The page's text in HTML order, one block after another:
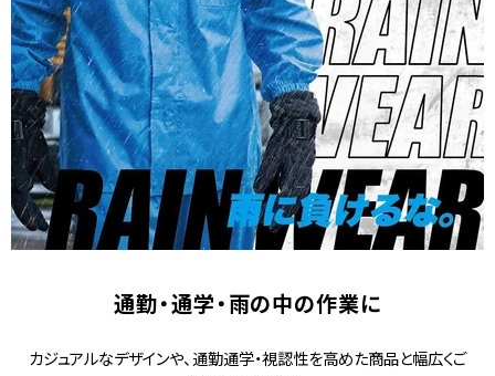
通勤・通学・雨の​中の​作業に​
カジュアルなデザインや、通勤通学・視認性を高めた商品と幅広くご